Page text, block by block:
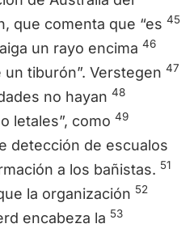
que comenta que “es 45
un rayo encima 46
tiburón”. Verstegen 47
no hayan 48
letales”, como 49
detección de escualos
a los bañistas. 51
la organización 52
encabeza la 53